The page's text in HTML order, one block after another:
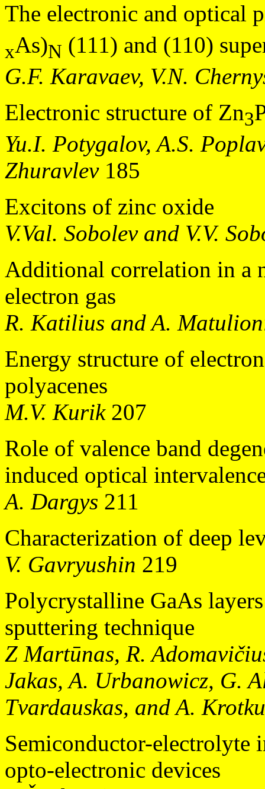
The electronic and optical
xAs)N (111) and (110)
G.F. Karavaev, V.N.
Electronic structure of Zn3
Yu.I. Potygalov, A.S.
Zhuravlev185
Excitons of zinc oxide
V.Val. Sobolev and V.V.
Additional correlation in a
electron gas
R. Katilius and A.
Energy structure of
polyacenes
M.V. Kurik207
Role of valence band
induced optical
A. Dargys 211
Characterization of deep
V. Gavryushin 219
Polycrystalline GaAs
sputtering technique
Z Martūnas, R.
Jakas, A. Urbanowicz, G.
Tvardauskas, and A.
Semiconductor-electrolyte
opto-electronic devices